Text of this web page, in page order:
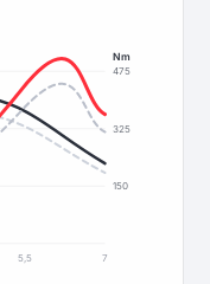
150
325
475
Nm
5,5
7